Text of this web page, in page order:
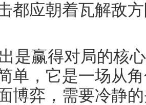
都应朝着瓦解敌
是赢得对局的核
单，它是一场从
博弈，需要冷静